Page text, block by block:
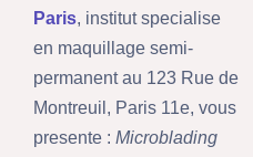
Paris, institut specialise
en maquillage semi-
permanent au 123 Rue de
Montreuil, Paris 11e, vous
presente : Microblading